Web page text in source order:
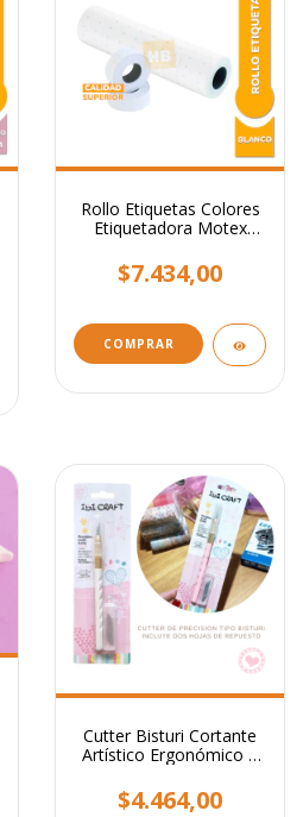
Rollo Etiquetas Colores
Etiquetadora Motex
$7.434,00
COMPRAR
Cutter Bisturi Cortante
Artístico Ergonómico +
$4.464,00